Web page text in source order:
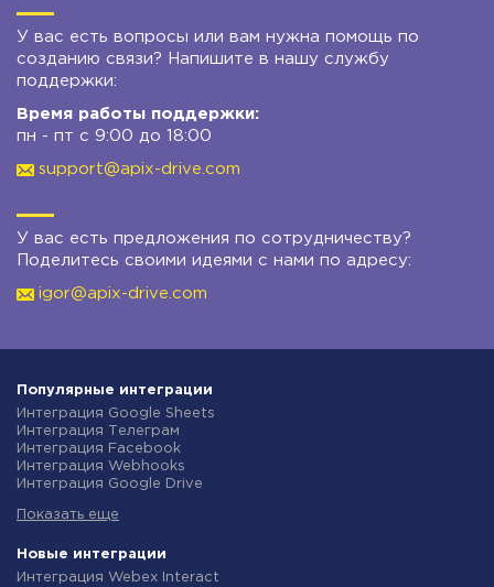
У вас есть вопросы или вам нужна помощь по
созданию связи? Напишите в нашу службу
поддержки:
Время работы поддержки:
пн - пт с 9:00 до 18:00
support@apix-drive.com
У вас есть предложения по сотрудничеству?
Поделитесь своими идеями с нами по адресу:
igor@apix-drive.com
Популярные интеграции
Интеграция Google Sheets
Интеграция Телеграм
Интеграция Facebook
Интеграция Webhooks
Интеграция Google Drive
Интеграция Gmail
Интеграция Новая Почта
Интеграция Binotel
Показать еще
Новые интеграции
Интеграция Webex Interact